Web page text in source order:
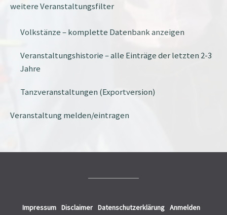
weitere Veranstaltungsfilter
Volkstänze – komplette Datenbank anzeigen
Veranstaltungshistorie – alle Einträge der letzten 2-3
Jahre
Tanzveranstaltungen (Exportversion)
Veranstaltung melden/eintragen
Impressum Disclaimer Datenschutzerklärung Anmelden